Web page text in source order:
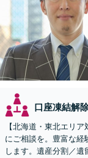
口座凍結解
【北海道・東北エリ
にご相談を。豊富な経
します。遺産分割／